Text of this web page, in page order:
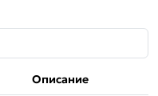
Описание